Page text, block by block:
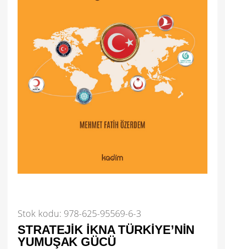
Stok kodu: 978-625-95569-6-3
STRATEJIK İKNA TÜRKIYE’NIN
YUMUŞAK GÜCÜ